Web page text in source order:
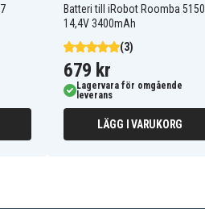
iRobot Roomba i4
iRobot Roomba i7158
iRobot Roomba i7558
iRobot Roomba j7
iRobot e5152
iRobot e515840 e6
iRobot e619820
iRobot i7+ i7158
Batteri till iRobot Roomba 5150
14,4V 3400mAh
(3)
679 kr
Lagervara för omgående
leverans
LÄGG I VARUKORG